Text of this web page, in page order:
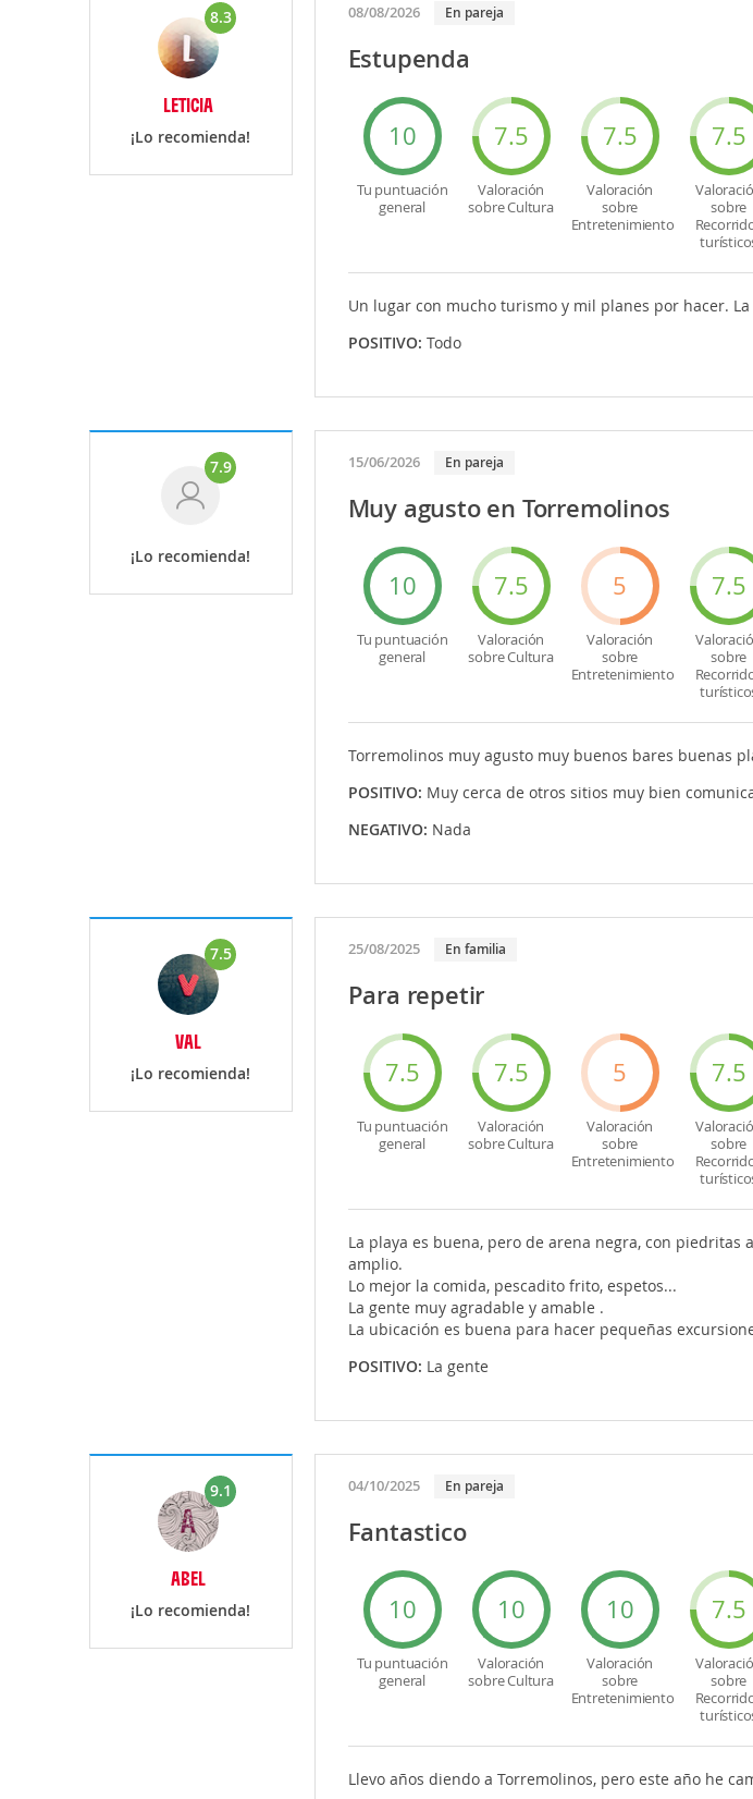
8.3
LETICIA
¡Lo recomienda!
08/08/2026 En pareja
Estupenda
10
Tu puntuación
general
7.5
Valoración
sobre Cultura
7.5
Valoración
sobre
Entretenimiento
7.5
sobre
Un lugar con mucho turismo y mil planes por hacer.
POSITIVO: Todo
7.9
¡Lo recomienda!
15/06/2026 En pareja
Muy agusto en Torremolinos
10
Tu puntuación
general
7.5
Valoración
sobre Cultura
5
Valoración
sobre
Entretenimiento
7.5
sobre
Torremolinos muy agusto muy buenos bares buenas
POSITIVO: Muy cerca de otros sitios muy bien
NEGATIVO: Nada
7.5
VAL
¡Lo recomienda!
25/08/2025 En familia
Para repetir
7.5
Tu puntuación
general
7.5
Valoración
sobre Cultura
5
Valoración
sobre
Entretenimiento
7.5
sobre
La playa es buena, pero de arena negra, con
amplio.
Lo mejor la comida, pescadito frito, espetos...
La gente muy agradable y amable .
La ubicación es buena para hacer pequeñas
POSITIVO: La gente
9.1
ABEL
¡Lo recomienda!
04/10/2025 En pareja
Fantastico
10
Tu puntuación
general
10
Valoración
sobre Cultura
10
Valoración
sobre
Entretenimiento
7.5
sobre
Llevo años diendo a Torremolinos, pero este año he